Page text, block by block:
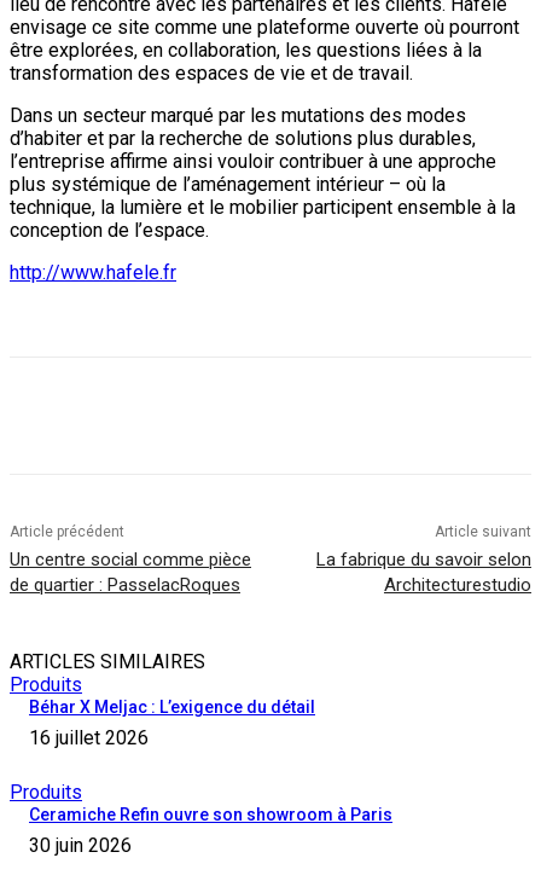
envisage ce site comme une plateforme ouverte où pourront
être explorées, en collaboration, les questions liées à la
transformation des espaces de vie et de travail.
Dans un secteur marqué par les mutations des modes
d’habiter et par la recherche de solutions plus durables,
l’entreprise affirme ainsi vouloir contribuer à une approche
plus systémique de l’aménagement intérieur – où la
technique, la lumière et le mobilier participent ensemble à la
conception de l’espace.
http://www.hafele.fr
Article précédent
Un centre social comme pièce
de quartier : PasselacRoques
Article suivant
La fabrique du savoir selon
Architecturestudio
ARTICLES SIMILAIRES
Produits
Béhar X Meljac : L’exigence du détail
16 juillet 2026
Produits
Ceramiche Refin ouvre son showroom à Paris
30 juin 2026